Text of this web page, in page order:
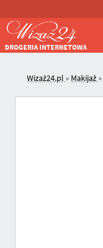
DROGERIA INTERNETOWA
Wizaż24.pl » Makijaż »